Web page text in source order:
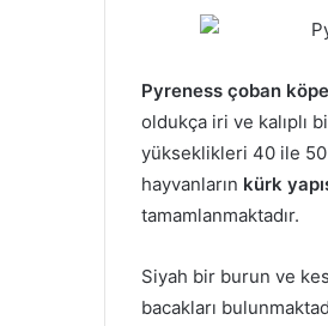
Pyreness çoban
oldukça iri ve kalıplı
yükseklikleri 40 ile 50
hayvanların kürk
tamamlanmaktadır.
Siyah bir burun ve
bacakları